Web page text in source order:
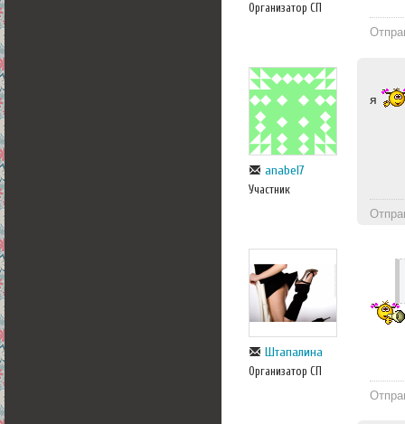
Организатор СП
anabel7
Участник
я
Штапалина
Организатор СП